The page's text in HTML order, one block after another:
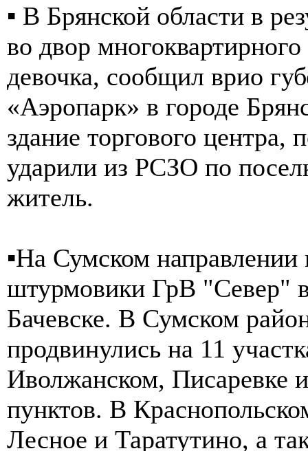
▪️ В Брянской области в
во двор
девочка, сообщил врио
«Аэропарк» в городе
здание торгового
ударили из РСЗО по
житель.
▪️На Сумском
штурмовики ГрВ "Север"
Бачевске. В Сумском
продвинулись на 11
Иволжанском, Писаревке
пунктов. В
Лесное и Таратутино, а